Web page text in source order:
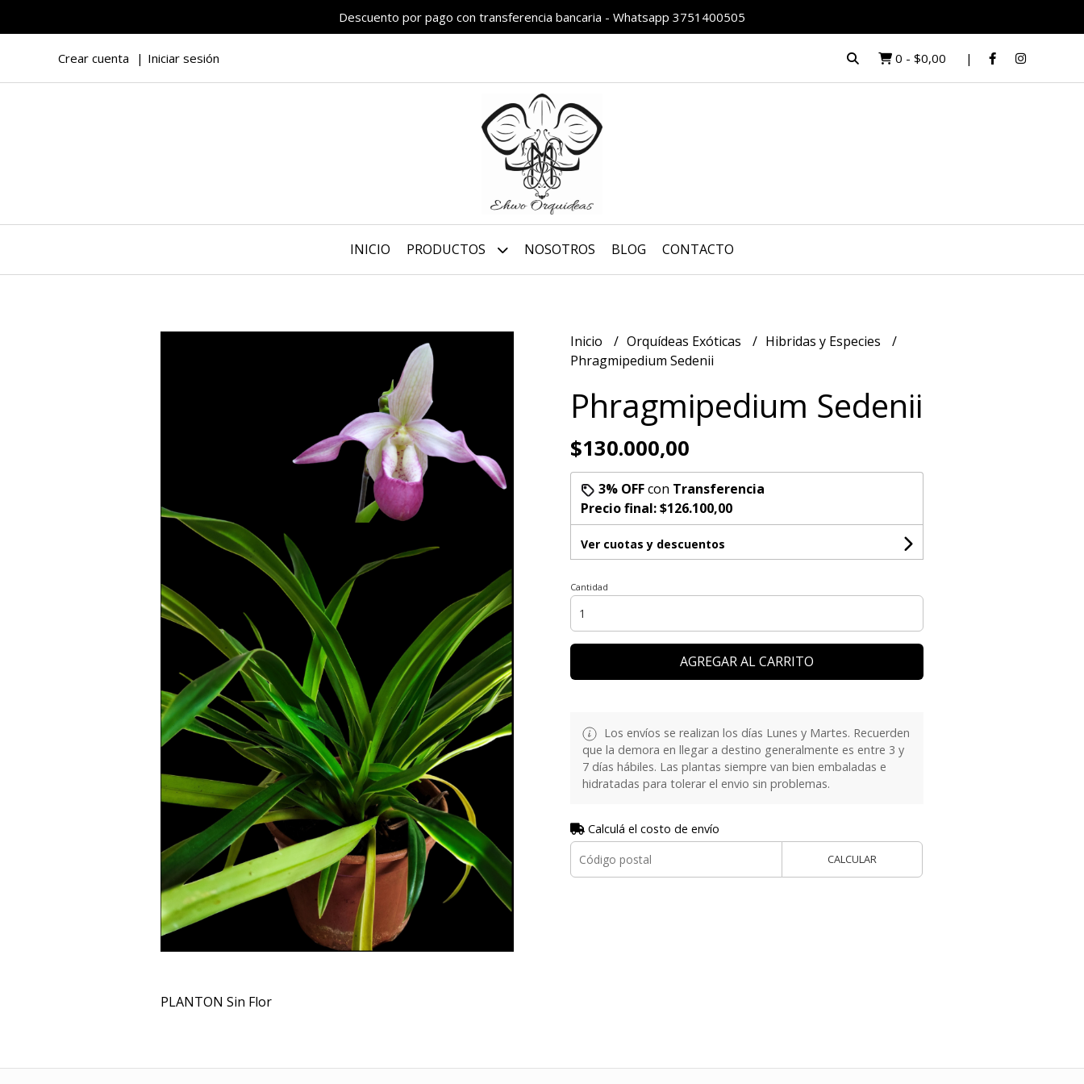
Descuento por pago con transferencia bancaria - Whatsapp 3751400505
Crear cuenta Iniciar sesión 0 - $0,00
INICIO PRODUCTOS NOSOTROS BLOG CONTACTO
PLANTON Sin Flor
Inicio Orquídeas Exóticas
Hibridas y Especies
Phragmipedium Sedenii
Phragmipedium Sedenii
$130.000,00
3% OFFcon Transferencia
Precio final:$126.100,00
Ver cuotas y descuentos
Cantidad
AGREGAR AL CARRITO
Los envíos se realizan los días Lunes y Martes. Recuerden
que la demora en llegar a destino generalmente es entre 3 y
7 días hábiles. Las plantas siempre van bien embaladas e
hidratadas para tolerar el envio sin problemas.
Calculá el costo de envío
CALCULAR